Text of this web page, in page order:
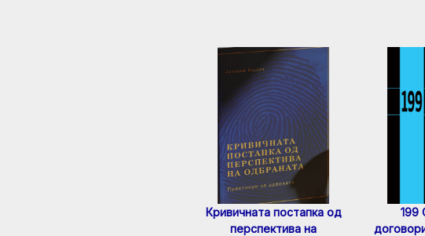
Кривичната постапка од
перспектива на
199